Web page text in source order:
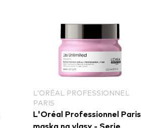
L'ORÉAL PROFESSIONNEL
PARIS
L'Oréal Professionnel Paris